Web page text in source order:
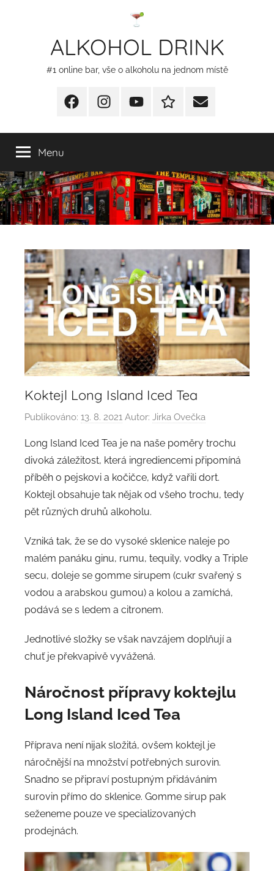
ALKOHOL DRINK
#1 online bar, vše o alkoholu na jednom místě
FacebookInstagram
YT
Redakční
E-
Menu
Koktejl Long Island Iced Tea
Publikováno: 13. 8. 2021 Autor: Jirka Ovečka
Long Island Iced Tea je na naše poměry trochu
divoká záležitost, která ingrediencemi připomíná
příběh o pejskovi a kočičce, když vařili dort.
Koktejl obsahuje tak nějak od všeho trochu, tedy
pět různých druhů alkoholu.
Vzniká tak, že se do vysoké sklenice naleje po
malém panáku ginu, rumu, tequily, vodky a Triple
secu, doleje se gomme sirupem (cukr svařený s
vodou a arabskou gumou) a kolou a zamíchá,
podává se s ledem a citronem.
Jednotlivé složky se však navzájem doplňují a
chuť je překvapivě vyvážená.
Náročnost přípravykoktejlu
Long Island Iced Tea
Příprava není nijak složitá, ovšem koktejl je
náročnější na množství potřebných surovin.
Snadno se připraví postupným přidáváním
surovin přímo do sklenice. Gomme sirup pak
seženeme pouze ve specializovaných
prodejnách.